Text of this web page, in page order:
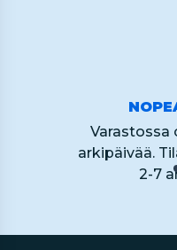
Varastossa
arkipäivää.
2-7